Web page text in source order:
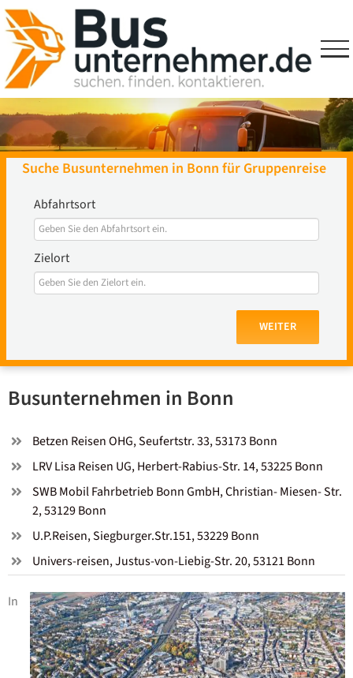
Skip
to
content
Suche Busunternehmen in Bonn für Gruppenreise
Abfahrtsort
Zielort
WEITER
Busunternehmen in Bonn
Betzen Reisen OHG, Seufertstr. 33, 53173 Bonn
LRV Lisa Reisen UG, Herbert-Rabius-Str. 14, 53225 Bonn
SWB Mobil Fahrbetrieb Bonn GmbH, Christian- Miesen- Str.
2, 53129 Bonn
U.P.Reisen, Siegburger.Str.151, 53229 Bonn
Univers-reisen, Justus-von-Liebig-Str. 20, 53121 Bonn
In